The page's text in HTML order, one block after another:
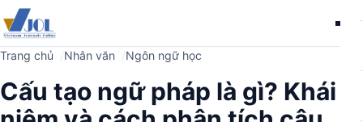
Trang chủ Nhân văn Ngôn ngữ học
Cấu tạo ngữ pháp là gì? Khái